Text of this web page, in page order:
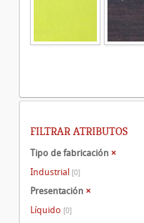
FILTRAR ATRIBUTOS
Tipo de fabricación ×
Industrial [0]
Presentación ×
Líquido [0]